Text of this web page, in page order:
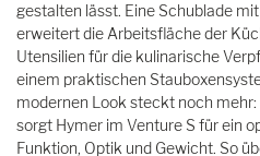
gestalten lässt. Eine Schublade
erweitert die Arbeitsfläche der
Utensilien für die kulinarische
einem praktischen
modernen Look steckt noch
sorgt Hymer im Venture S für ein
Funktion, Optik und Gewicht. So